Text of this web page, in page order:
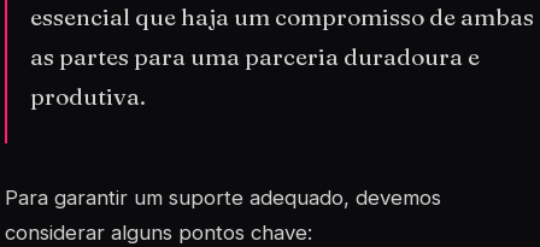
essencial que haja um compromisso de ambas
as partes para uma parceria duradoura e
produtiva.
Para garantir um suporte adequado, devemos
considerar alguns pontos chave: